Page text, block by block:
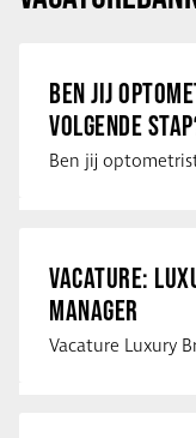
BEN JIJ
VOLGENDE
VACATURE:
MANAGER